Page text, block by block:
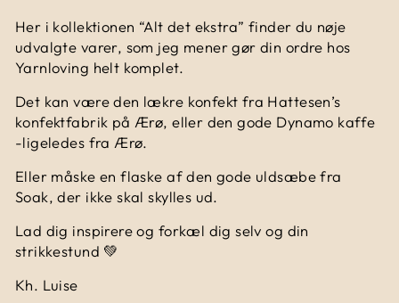
Her i kollektionen “Alt det ekstra” finder du nøje
udvalgte varer, som jeg mener gør din ordre hos
Yarnloving helt komplet.
Det kan være den lækre konfekt fra Hattesen’s
konfektfabrik på Ærø, eller den gode Dynamo kaffe
-ligeledes fra Ærø.
Eller måske en flaske af den gode uldsæbe fra
Soak, der ikke skal skylles ud.
Lad dig inspirere og forkæl dig selv og din
strikkestund 💚
Kh. Luise